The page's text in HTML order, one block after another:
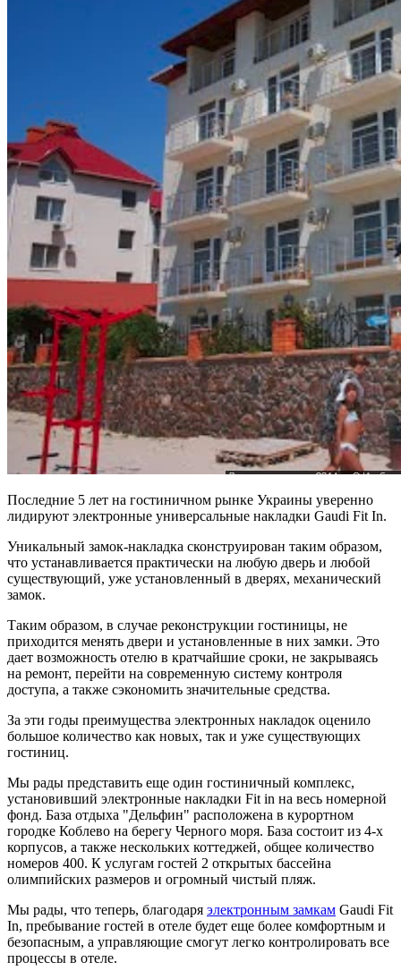
Последние 5 лет на гостиничном рынке Украины уверенно
лидируют электронные универсальные накладки Gaudi Fit In.
Уникальный замок-накладка сконструирован таким образом,
что устанавливается практически на любую дверь и любой
существующий, уже установленный в дверях, механический
замок.
Таким образом, в случае реконструкции гостиницы, не
приходится менять двери и установленные в них замки. Это
дает возможность отелю в кратчайшие сроки, не закрываясь
на ремонт, перейти на современную систему контроля
доступа, а также сэкономить значительные средства.
За эти годы преимущества электронных накладок оценило
большое количество как новых, так и уже существующих
гостиниц.
Мы рады представить еще один гостиничный комплекс,
установивший электронные накладки Fit in на весь номерной
фонд. База отдыха "Дельфин" расположена в курортном
городке Коблево на берегу Черного моря. База состоит из 4-х
корпусов, а также нескольких коттеджей, общее количество
номеров 400. К услугам гостей 2 открытых бассейна
олимпийских размеров и огромный чистый пляж.
Мы рады, что теперь, благодаря электронным замкам Gaudi Fit
In, пребывание гостей в отеле будет еще более комфортным и
безопасным, а управляющие смогут легко контролировать все
процессы в отеле.